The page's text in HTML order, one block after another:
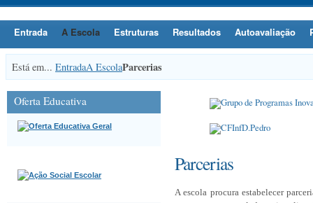
Entrada A Escola Estruturas Resultados Autoavaliação
Está em... EntradaA EscolaParcerias
Parcerias
A escola procura estabelecer
Oferta Educativa